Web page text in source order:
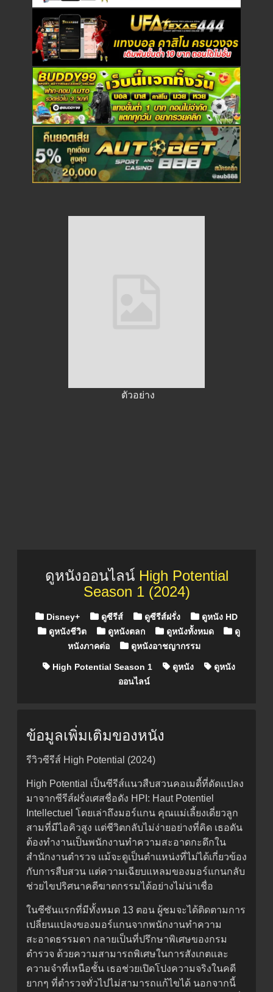
ตัวอย่าง
ดูหนังออนไลน์ High Potential
Season 1 (2024)
Posted in
Disney+ ดูซีรีส์ ดูซีรีส์ฝรั่ง
ดูหนัง HD
ดูหนังชีวิต
ดูหนังตลก ดูหนังทั้งหมด
ดู
หนังภาคต่อ
ดูหนังอาชญากรรม
High Potential Season 1 ดูหนัง
ดูหนัง
ออนไลน์
ข้อมูลเพิ่มเติมของหนัง
รีวิวซีรีส์ High Potential (2024)
High Potential เป็นซีรีส์แนวสืบสวนคอเมดี้ที่ดัดแปลง
มาจากซีรีส์ฝรั่งเศสชื่อดัง HPI: Haut Potentiel
Intellectuel โดยเล่าถึงมอร์แกน คุณแม่เลี้ยงเดี่ยวลูก
สามที่มีไอคิวสูง แต่ชีวิตกลับไม่ง่ายอย่างที่คิด เธอดัน
ต้องทำงานเป็นพนักงานทำความสะอาดกะดึกใน
สำนักงานตำรวจ แม้จะดูเป็นตำแหน่งที่ไม่ได้เกี่ยวข้อง
กับการสืบสวน แต่ความเฉียบแหลมของมอร์แกนกลับ
ช่วยไขปริศนาคดีฆาตกรรมได้อย่างไม่น่าเชื่อ
ในซีซันแรกที่มีทั้งหมด 13 ตอน ผู้ชมจะได้ติดตามการ
เปลี่ยนแปลงของมอร์แกนจากพนักงานทำความ
สะอาดธรรมดา กลายเป็นที่ปรึกษาพิเศษของกรม
ตำรวจ ด้วยความสามารถพิเศษในการสังเกตและ
ความจำที่เหนือชั้น เธอช่วยเปิดโปงความจริงในคดี
ยากๆ ที่ตำรวจทั่วไปไม่สามารถแก้ไขได้ นอกจากนี้